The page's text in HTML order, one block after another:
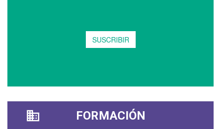
FORMACIÓN